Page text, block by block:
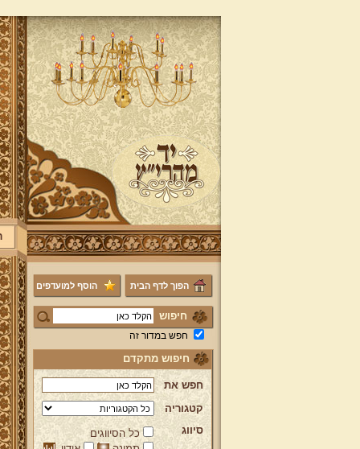
הפוך לדף הבית הוסף למועדפים
חיפוש
חפש במדור זה
חיפוש מתקדם
חפש את
קטגוריה
סיווג
כל הסיווגים
ברוכים הבאים לאתר מהרי"ץ
יד מהרי"ץ - פורטל תורני למורשת יהדות
תימן, האתר הרשמי להנצחת מורשתו